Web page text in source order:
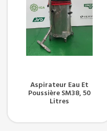
Aspirateur Eau Et
Poussière SM38, 50
Litres